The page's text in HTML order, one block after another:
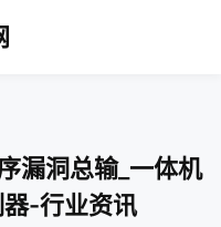
漏洞总输_一体机
-行业资讯